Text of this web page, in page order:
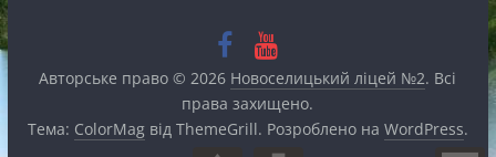
Авторське право © 2026 Новоселицький ліцей №2. Всі
права захищено.
Тема: ColorMagвід ThemeGrill. Розроблено на WordPress.